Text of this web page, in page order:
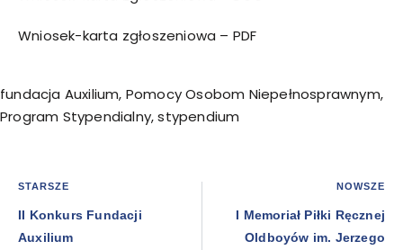
Wniosek-karta zgłoszeniowa – PDF
fundacja Auxilium, Pomocy Osobom Niepełnosprawnym,
Program Stypendialny,stypendium
STARSZE
II Konkurs Fundacji
Auxilium
NOWSZE
I Memoriał Piłki Ręcznej
Oldboyów im. Jerzego